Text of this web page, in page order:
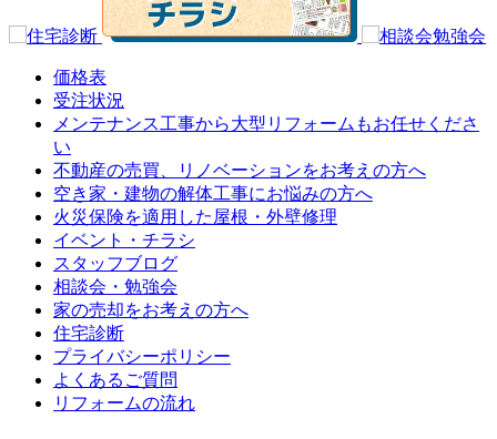
価格表
受注状況
メンテナンス工事から大型リフォームもお任せくださ
い
不動産の売買、リノベーションをお考えの方へ
空き家・建物の解体工事にお悩みの方へ
火災保険を適用した屋根・外壁修理
イベント・チラシ
スタッフブログ
相談会・勉強会
家の売却をお考えの方へ
住宅診断
プライバシーポリシー
よくあるご質問
リフォームの流れ